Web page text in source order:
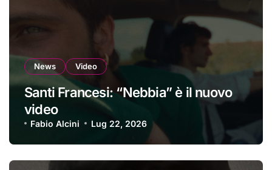
News Video
Santi Francesi: “Nebbia” è il nuovo
video
Fabio Alcini Lug 22, 2026